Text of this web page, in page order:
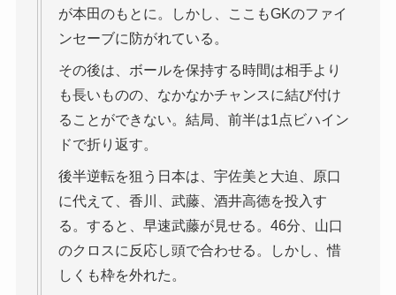
が本田のもとに。しかし、ここもGKのファイ
ンセーブに防がれている。
その後は、ボールを保持する時間は相手より
も長いものの、なかなかチャンスに結び付け
ることができない。結局、前半は1点ビハイン
ドで折り返す。
後半逆転を狙う日本は、宇佐美と大迫、原口
に代えて、香川、武藤、酒井高徳を投入す
る。すると、早速武藤が見せる。46分、山口
のクロスに反応し頭で合わせる。しかし、惜
しくも枠を外れた。